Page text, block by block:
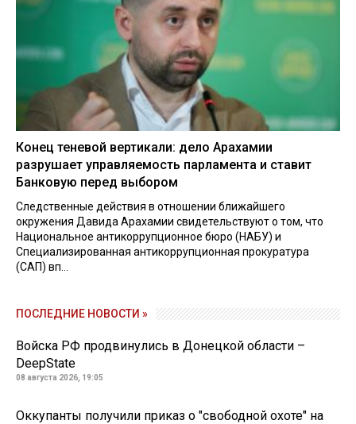
Конец теневой вертикали: дело Арахамии
разрушает управляемость парламента и ставит
Банковую перед выбором
Следственные действия в отношении ближайшего
окружения Давида Арахамии свидетельствуют о том, что
Национальное антикоррупционное бюро (НАБУ) и
Специализированная антикоррупционная прокуратура
(САП) вп...
ПОСЛЕДНИЕ НОВОСТИ »
Войска РФ продвинулись в Донецкой области –
DeepState
08 августа 2026, 19:05
Оккупанты получили приказ о "свободной охоте" на